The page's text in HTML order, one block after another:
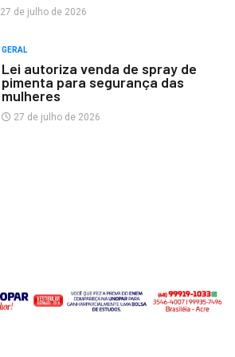
27 de julho de 2026
GERAL
Lei autoriza venda de spray de
pimenta para segurança das
mulheres
27 de julho de 2026